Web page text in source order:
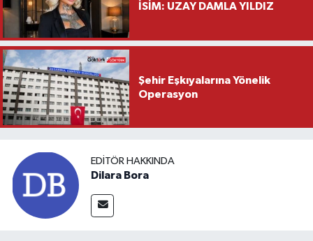
İSİM: UZAY DAMLA YILDIZ
Şehir Eşkıyalarına Yönelik
Operasyon
EDITÖR HAKKINDA
Dilara Bora